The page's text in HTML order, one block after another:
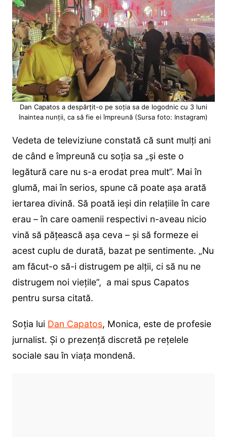
Dan Capatos a despărțit-o pe soția sa de logodnic cu 3 luni
înaintea nunții, ca să fie ei împreună (Sursa foto: Instagram)
Vedeta de televiziune constată că sunt mulți ani
de când e împreună cu soția sa „şi este o
legătură care nu s-a erodat prea mult”. Mai în
glumă, mai în serios, spune că poate așa arată
iertarea divină. Să poată ieși din relațiile în care
erau – în care oamenii respectivi n-aveau nicio
vină să pățească aşa ceva – şi să formeze ei
acest cuplu de durată, bazat pe sentimente. „Nu
am făcut-o să-i distrugem pe alţii, ci să nu ne
distrugem noi viețile”, a mai spus Capatos
pentru sursa citată.
Soția lui Dan Capatos, Monica, este de profesie
jurnalist. Și o prezență discretă pe rețelele
sociale sau în viața mondenă.